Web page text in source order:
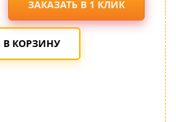
ЗАКАЗАТЬ В 1 КЛИК
В КОРЗИНУ